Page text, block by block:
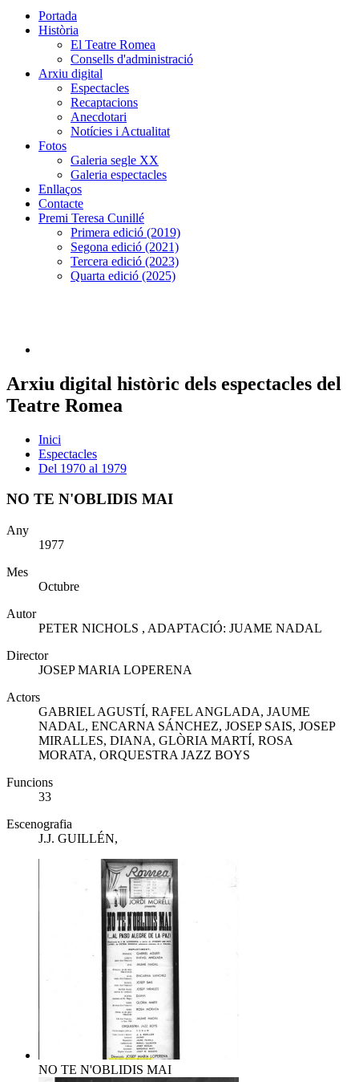
Portada
Història
El Teatre Romea
Consells d'administració
Arxiu digital
Espectacles
Recaptacions
Anecdotari
Notícies i Actualitat
Fotos
Galeria segle XX
Galeria espectacles
Enllaços
Contacte
Premi Teresa Cunillé
Primera edició (2019)
Segona edició (2021)
Tercera edició (2023)
Quarta edició (2025)
Arxiu digital històric dels espectacles del
Teatre Romea
Inici
Espectacles
Del 1970 al 1979
NO TE N'OBLIDIS MAI
Any
1977
Mes
Octubre
Autor
PETER NICHOLS , ADAPTACIÓ: JUAME NADAL
Director
JOSEP MARIA LOPERENA
Actors
GABRIEL AGUSTÍ, RAFEL ANGLADA, JAUME
NADAL, ENCARNA SÁNCHEZ, JOSEP SAIS, JOSEP
MIRALLES, DIANA, GLÒRIA MARTÍ, ROSA
MORATA, ORQUESTRA JAZZ BOYS
Funcions
33
Escenografia
J.J. GUILLÉN,
NO TE N'OBLIDIS MAI